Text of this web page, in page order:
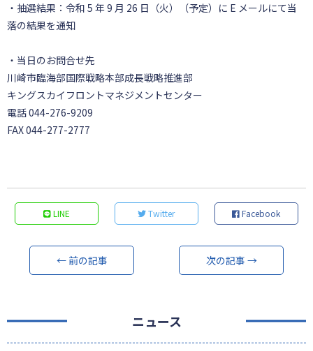
・抽選結果：令和 5 年 9 月 26 日（火）（予定）に E メールにて当
落の結果を通知
・当日のお問合せ先
川崎市臨海部国際戦略本部成長戦略推進部
キングスカイフロントマネジメントセンター
電話 044-276-9209
FAX 044-277-2777
LINE Twitter Facebook
← 前の記事 次の記事 →
ニュース